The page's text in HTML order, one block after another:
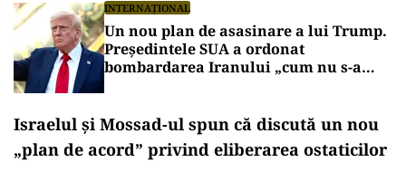
INTERNAȚIONAL
Un nou plan de asasinare a lui Trump.
Președintele SUA a ordonat
bombardarea Iranului „cum nu s-a
Israelul și Mossad-ul spun că discută un nou
„plan de acord” privind eliberarea ostaticilor